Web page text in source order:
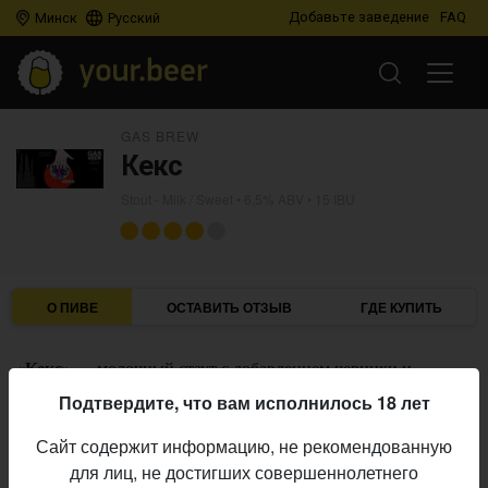
Минск Русский Добавьте заведение FAQ
Кекс
О ПИВЕ ОСТАВИТЬ ОТЗЫВ ГДЕ КУПИТЬ
«Кекс»— молочный стаут с добавлением черники и
ванили.
Пивоварня:
GAS Brew
Stout - Milk / Sweet
Подтвердите, что вам исполнилось 18 лет
Сайт содержит информацию, не рекомендованную
для лиц, не достигших совершеннолетнего